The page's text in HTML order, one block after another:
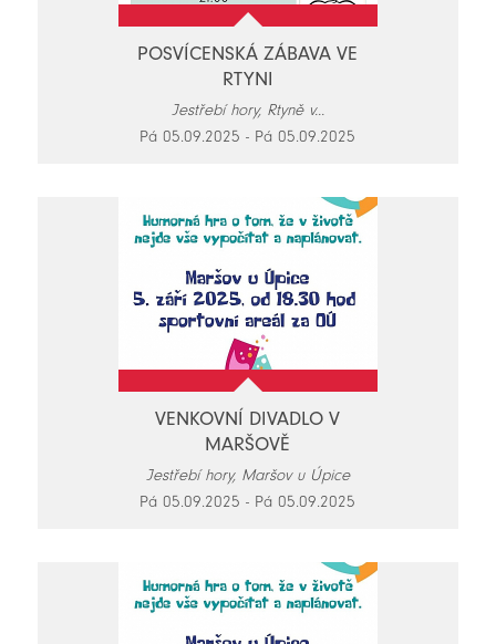
POSVÍCENSKÁ ZÁBAVA VE
RTYNI
Jestřebí hory, Rtyně v...
Pá 05.09.2025 - Pá 05.09.2025
VENKOVNÍ DIVADLO V
MARŠOVĚ
Jestřebí hory, Maršov u Úpice
Pá 05.09.2025 - Pá 05.09.2025